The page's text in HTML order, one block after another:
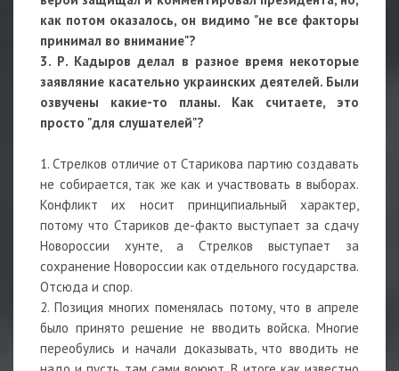
как потом оказалось, он видимо "не все факторы
принимал во внимание"?
3. Р. Кадыров делал в разное время некоторые
заявляние касательно украинских деятелей. Были
озвучены какие-то планы. Как считаете, это
просто "для слушателей"?
1. Стрелков отличие от Старикова партию создавать
не собирается, так же как и участвовать в выборах.
Конфликт их носит принципиальный характер,
потому что Стариков де-факто выступает за сдачу
Новороссии хунте, а Стрелков выступает за
сохранение Новороссии как отдельного государства.
Отсюда и спор.
2. Позиция многих поменялась потому, что в апреле
было принято решение не вводить войска. Многие
переобулись и начали доказывать, что вводить не